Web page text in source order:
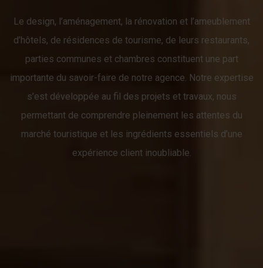
Le design, l’aménagement, la rénovation et l’ameublement
d’hôtels, de résidences de tourisme, de leurs restaurants,
parties communes et chambres constituent une part
importante du savoir-faire de notre agence. Notre expertise
s’est développée au fil des projets et travaux, nous
permettant de comprendre pleinement les attentes du
marché touristique et les ingrédients essentiels d’une
expérience client inoubliable.